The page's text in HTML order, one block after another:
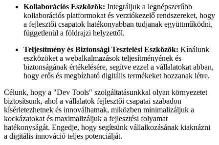
Kollaborációs Eszközök: Integráljuk a legnépszerűbb
kollaborációs platformokat és verziókezelő rendszereket, hogy
a fejlesztői csapatok hatékonyabban tudjanak együttműködni,
függetlenül a földrajzi helyzettől.
Teljesítmény és Biztonsági Tesztelési Eszközök: Kínálunk
eszközöket a webalkalmazások teljesítményének és
biztonságának értékelésére, segítve ezzel a vállalatokat abban,
hogy erős és megbízható digitális termékeket hozzanak létre.
Célunk, hogy a "Dev Tools" szolgáltatásunkkal olyan környezetet
biztosítsunk, ahol a vállalatok fejlesztői csapatai szabadon
kísérletezhetnek és innoválhatnak, miközben minimalizáljuk a
kockázatokat és maximalizáljuk a fejlesztési folyamat
hatékonyságát. Engedje, hogy segítsünk vállalkozásának kiaknázni
a digitális innováció teljes potenciálját.